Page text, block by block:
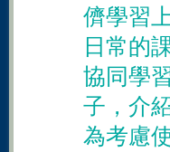
儕學習
日常的
協同學
子，介
為考慮